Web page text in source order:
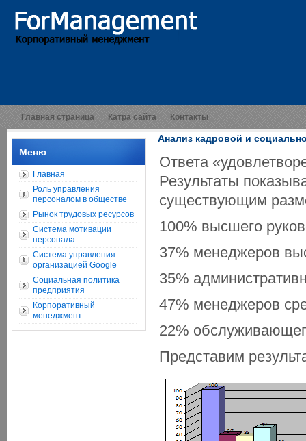
Главная страница Катра сайта Контакты
Меню
Главная
Роль управления
персоналом в обществе
Рынок трудовых ресурсов
Система мотивации
персонала
Система управления
организацией Google
Социальная политика
предприятия
Корпоративный
менеджмент
Анализ кадровой и
Ответа
Результаты
существующим
100% высшего
37% менеджеров
35%
47% менеджеров
22%
Представим